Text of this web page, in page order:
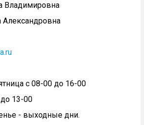
Владимировна
с 08-00 до 16-00
13-00
- выходные дни.